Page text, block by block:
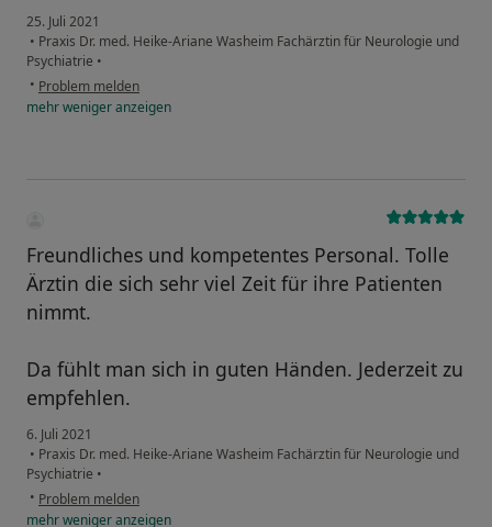
25. Juli 2021
• Praxis Dr. med. Heike-Ariane Washeim Fachärztin für Neurologie und
Psychiatrie •
• Problem melden
mehrwenigeranzeigen
Freundliches und kompetentes Personal. Tolle
Ärztin die sich sehr viel Zeit für ihre Patienten
nimmt.
Da fühlt man sich in guten Händen. Jederzeit zu
empfehlen.
6. Juli 2021
• Praxis Dr. med. Heike-Ariane Washeim Fachärztin für Neurologie und
Psychiatrie •
• Problem melden
mehrwenigeranzeigen